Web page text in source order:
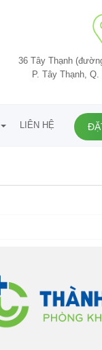
36 Tây Thạnh
P. Tây Thạnh,
LIÊN HỆ